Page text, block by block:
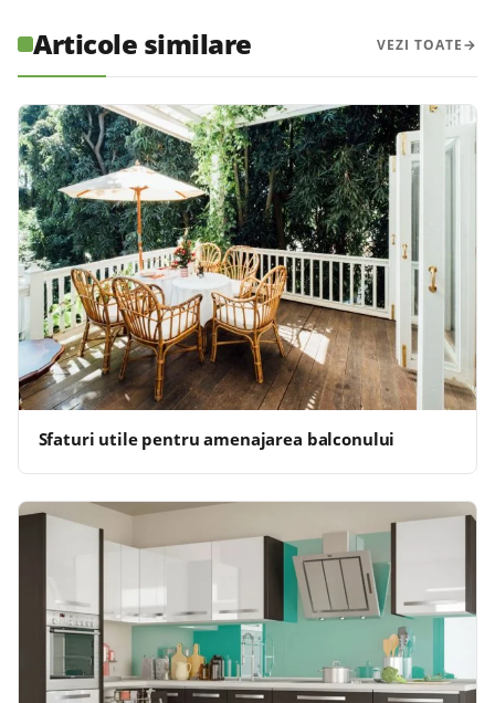
Articole similare VEZI TOATE
Sfaturi utile pentru amenajarea balconului